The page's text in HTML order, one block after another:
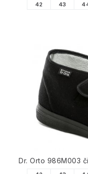
42 43
Dr. Orto 986M003